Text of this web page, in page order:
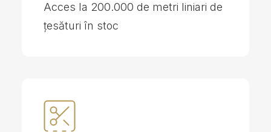
Acces la 200.000 de metri liniari de
țesături în stoc